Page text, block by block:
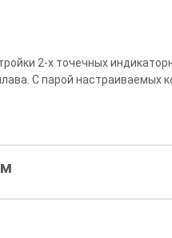
2-х точечных
С парой настраиваемых